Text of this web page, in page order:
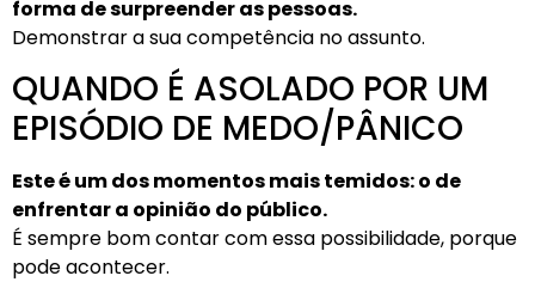
forma de surpreender as pessoas.
Demonstrar a sua competência no assunto.
QUANDO É ASOLADO POR UM
EPISÓDIO DE MEDO/PÂNICO
Este é um dos momentos mais temidos: o de
enfrentar a opinião do público.
É sempre bom contar com essa possibilidade, porque
pode acontecer.